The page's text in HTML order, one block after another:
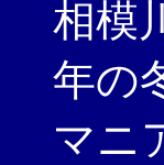
相模
年の
マニ